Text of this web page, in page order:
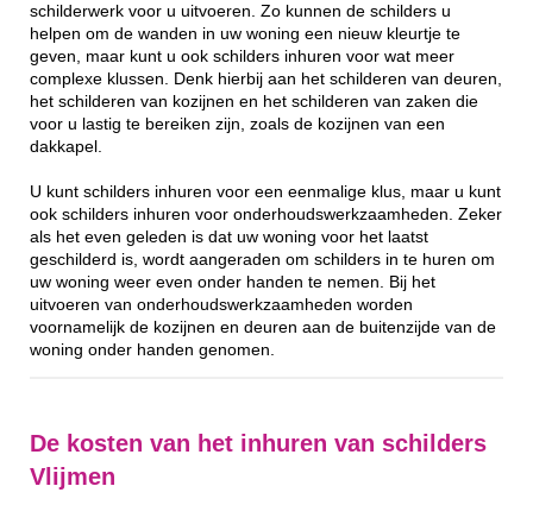
schilderwerk voor u uitvoeren. Zo kunnen de schilders u
helpen om de wanden in uw woning een nieuw kleurtje te
geven, maar kunt u ook schilders inhuren voor wat meer
complexe klussen. Denk hierbij aan het schilderen van deuren,
het schilderen van kozijnen en het schilderen van zaken die
voor u lastig te bereiken zijn, zoals de kozijnen van een
dakkapel.
U kunt schilders inhuren voor een eenmalige klus, maar u kunt
ook schilders inhuren voor onderhoudswerkzaamheden. Zeker
als het even geleden is dat uw woning voor het laatst
geschilderd is, wordt aangeraden om schilders in te huren om
uw woning weer even onder handen te nemen. Bij het
uitvoeren van onderhoudswerkzaamheden worden
voornamelijk de kozijnen en deuren aan de buitenzijde van de
woning onder handen genomen.
De kosten van het inhuren van schilders
Vlijmen